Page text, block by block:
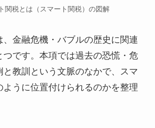
関税とは（スマート関税）の図解
、金融危機・バブルの歴史に関連
つです。本項では過去の恐慌・危
と教訓という文脈のなかで、スマ
ように位置付けられるのかを整理